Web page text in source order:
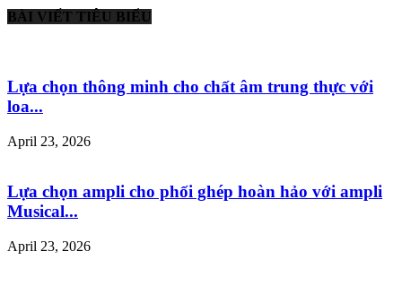
BÀI VIẾT TIÊU BIỂU
Lựa chọn thông minh cho chất âm trung thực với
loa...
April 23, 2026
Lựa chọn ampli cho phối ghép hoàn hảo với ampli
Musical...
April 23, 2026